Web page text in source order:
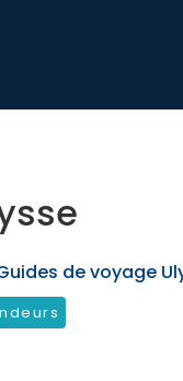
de voyage